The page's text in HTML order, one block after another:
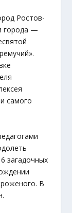
Ростов-
города —
самого
загадочных
В